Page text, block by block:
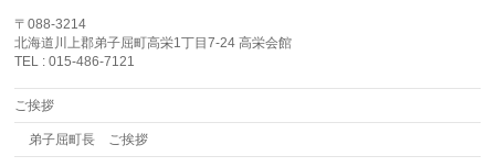
〒088-3214
北海道川上郡弟子屈町高栄1丁目7-24 高栄会館
TEL : 015-486-7121
ご挨拶
弟子屈町長 ご挨拶